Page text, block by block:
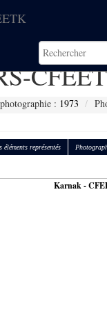
: 1973
représentés